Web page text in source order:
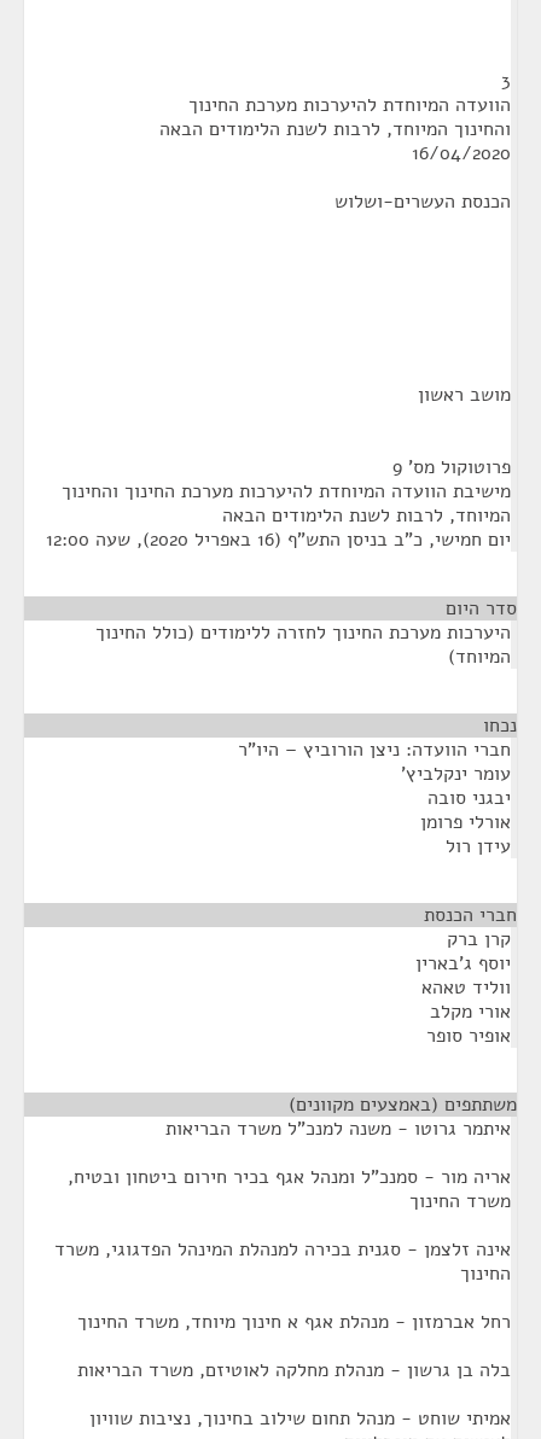
3
הוועדה המיוחדת להיערכות מערכת החינוך
והחינוך המיוחד, לרבות לשנת הלימודים הבאה
16/04/2020
הכנסת העשרים-ושלוש
מושב ראשון
פרוטוקול מס' 9
מישיבת הוועדה המיוחדת להיערכות מערכת החינוך והחינוך
המיוחד, לרבות לשנת הלימודים הבאה
יום חמישי, כ"ב בניסן התש"ף (16 באפריל 2020), שעה 12:00
סדר היום
היערכות מערכת החינוך לחזרה ללימודים (כולל החינוך
המיוחד)
נכחו
חברי הוועדה: ניצן הורוביץ – היו"ר
עומר ינקלביץ'
יבגני סובה
אורלי פרומן
עידן רול
חברי הכנסת
קרן ברק
יוסף ג'בארין
ווליד טאהא
אורי מקלב
אופיר סופר
משתתפים (באמצעים מקוונים)
איתמר גרוטו - משנה למנכ"ל משרד הבריאות
אריה מור - סמנכ"ל ומנהל אגף בכיר חירום ביטחון ובטיח,
משרד החינוך
אינה זלצמן - סגנית בכירה למנהלת המינהל הפדגוגי, משרד
החינוך
רחל אברמזון - מנהלת אגף א חינוך מיוחד, משרד החינוך
בלה בן גרשון - מנהלת מחלקה לאוטיזם, משרד הבריאות
אמיתי שוחט - מנהל תחום שילוב בחינוך, נציבות שוויון